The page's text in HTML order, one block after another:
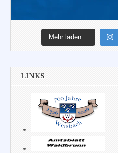
Mehr laden…
LINKS